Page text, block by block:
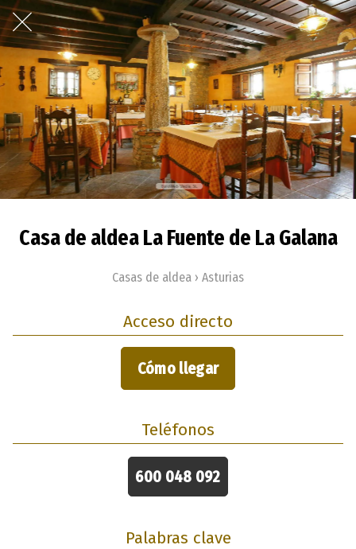
Casa de aldea La Fuente de La Galana
Casas de aldea › Asturias
Acceso directo
Cómo llegar
Teléfonos
600 048 092
Palabras clave